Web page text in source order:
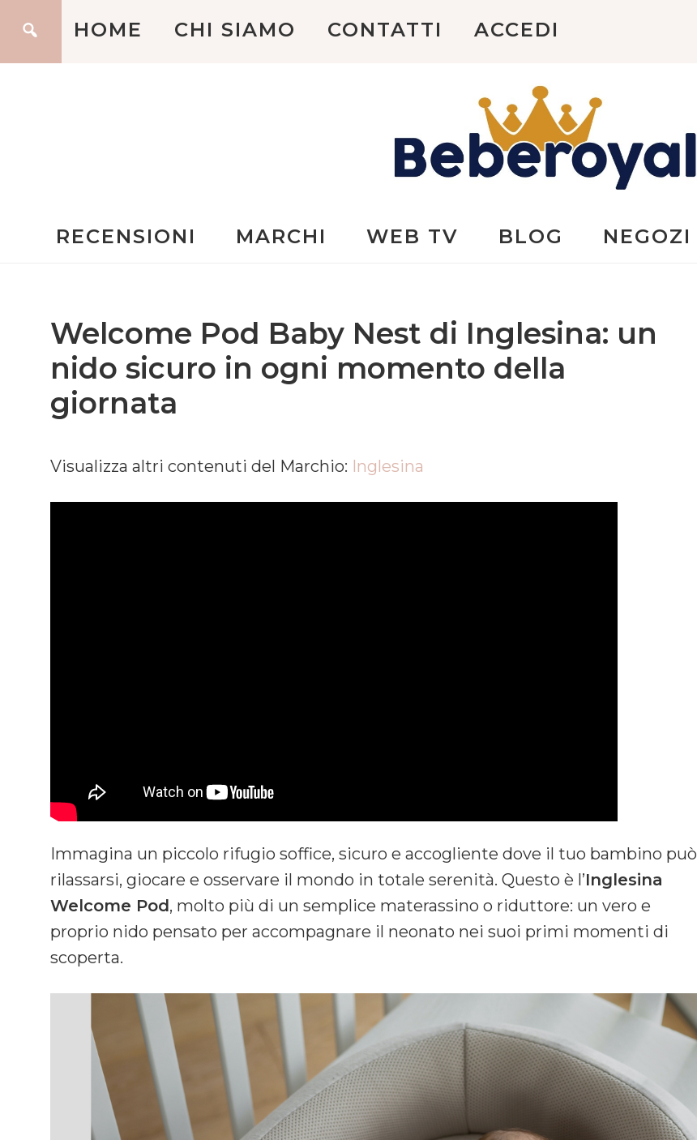
HOME CHI SIAMO CONTATTI ACCEDI
Beberoyal
RECENSIONI MARCHI WEB TV BLOG NEGOZI
Welcome Pod Baby Nest di Inglesina: un
nido sicuro in ogni momento della
giornata
Visualizza altri contenuti del Marchio: Inglesina
Immagina un piccolo rifugio soffice, sicuro e accogliente dove il tuo bambino può
rilassarsi, giocare e osservare il mondo in totale serenità. Questo è l’Inglesina
Welcome Pod, molto più di un semplice materassino o riduttore: un vero e
proprio nido pensato per accompagnare il neonato nei suoi primi momenti di
scoperta.